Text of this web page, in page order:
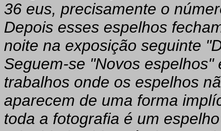
36 eus, precisamente o
Depois esses espelhos
noite na exposição seguinte
Seguem-se "Novos
trabalhos onde os espelhos
aparecem de uma forma
toda a fotografia é um